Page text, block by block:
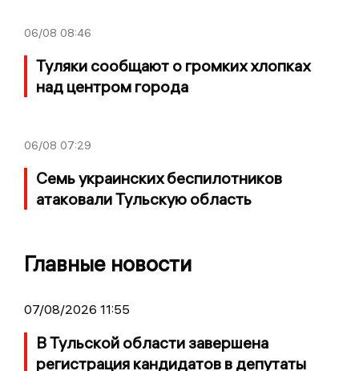
06/08 08:46
Туляки сообщают о громких хлопках
над центром города
06/08 07:29
Семь украинских беспилотников
атаковали Тульскую область
Главные новости
07/08/2026 11:55
В Тульской области завершена
регистрация кандидатов в депутаты